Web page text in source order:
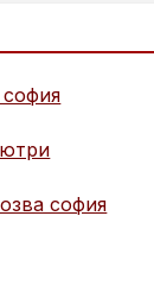
софия